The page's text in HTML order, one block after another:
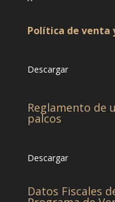
Política de venta
Descargar
Reglamento de
palcos
Descargar
Datos Fiscales